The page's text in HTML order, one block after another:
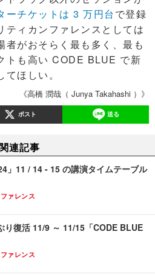
ーチケットは 3 万円台 で登録
ティカンファレンスとしては
者がおそらく最も多く、最も
トも高い CODE BLUE で新
ほしい。
《高橋 潤哉（ Junya Takahashi ）》
ポスト 送る
関連記事
」11 / 14 - 15 の講演タイムテーブル
ァレンス
り復活 11/9 ～ 11/15「CODE BLUE
ァレンス